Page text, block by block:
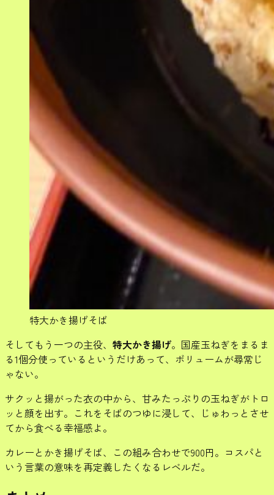
特大かき揚げそば
そしてもう一つの主役、 特大かき揚げ。国産玉ねぎをまるま
る1個分使っているというだけあって、ボリュームが尋常じ
ゃない。
サクッと揚がった衣の中から、甘みたっぷりの玉ねぎがトロ
ッと顔を出す。これをそばのつゆに浸して、じゅわっとさせ
てから食べる幸福感よ。
カレーとかき揚げそば、この組み合わせで900円。コスパと
いう言葉の意味を再定義したくなるレベルだ。